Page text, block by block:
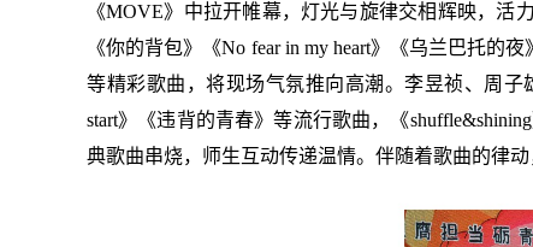
《MOVE》中拉开帷幕，灯光与旋律交相辉映，
《你的背包》《No fear in my heart》《乌兰巴托
等精彩歌曲，将现场气氛推向高潮。李昱祯、周子
start》《违背的青春》等流行歌曲，《
典歌曲串烧，师生互动传递温情。伴随着歌曲的律